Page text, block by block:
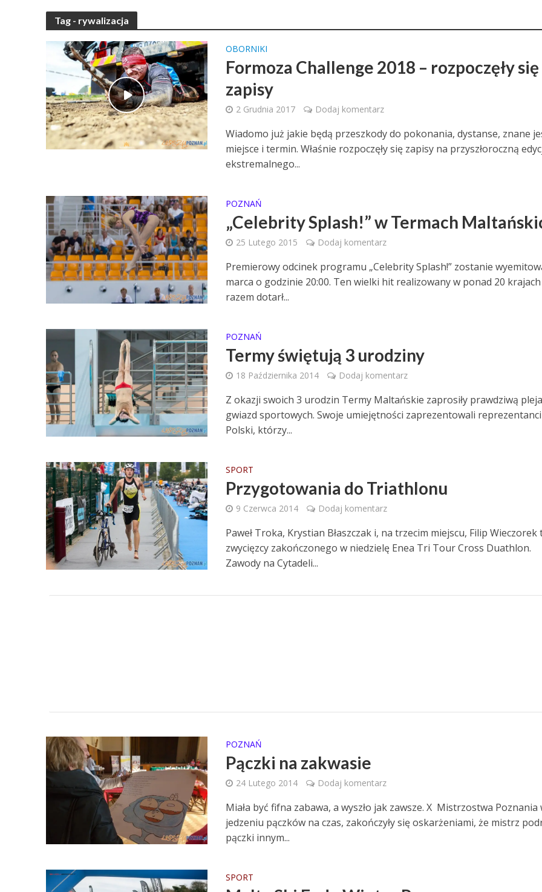
Tag - rywalizacja
OBORNIKI
Formoza Challenge 2018 – rozpoczęły się
zapisy
2 Grudnia 2017 Dodaj komentarz
Wiadomo już jakie będą przeszkody do pokonania, dystanse, znane
miejsce i termin. Właśnie rozpoczęły się zapisy na przyszłoroczną
ekstremalnego...
POZNAŃ
„Celebrity Splash!” w Termach
25 Lutego 2015 Dodaj komentarz
Premierowy odcinek programu „Celebrity Splash!” zostanie
marca o godzinie 20:00. Ten wielki hit realizowany w ponad 20
razem dotarł...
POZNAŃ
Termy świętują 3 urodziny
18 Października 2014 Dodaj komentarz
Z okazji swoich 3 urodzin Termy Maltańskie zaprosiły prawdziwą
gwiazd sportowych. Swoje umiejętności zaprezentowali reprezentanci
Polski, którzy...
SPORT
Przygotowania do Triathlonu
9 Czerwca 2014 Dodaj komentarz
Paweł Troka, Krystian Błaszczak i, na trzecim miejscu, Filip Wieczorek
zwycięzcy zakończonego w niedzielę Enea Tri Tour Cross Duathlon.
Zawody na Cytadeli...
POZNAŃ
Pączki na zakwasie
24 Lutego 2014 Dodaj komentarz
Miała być fifna zabawa, a wyszło jak zawsze. X Mistrzostwa Poznania
jedzeniu pączków na czas, zakończyły się oskarżeniami, że mistrz
pączki innym...
SPORT